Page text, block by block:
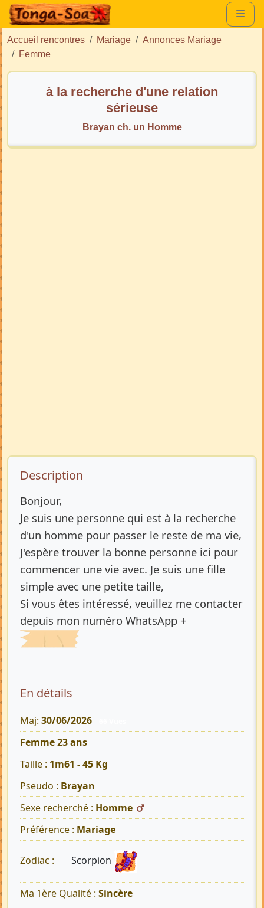
Accueil rencontres Mariage
Annonces Mariage
Femme
à la recherche d'une relation
sérieuse
Brayan ch. un Homme
Description de l’annonce
Description
Bonjour,
Je suis une personne qui est à la recherche
d'un homme pour passer le reste de ma vie,
J'espère trouver la bonne personne ici pour
commencer une vie avec. Je suis une fille
simple avec une petite taille,
Si vous êtes intéressé, veuillez me contacter
depuis mon numéro WhatsApp +
En détails
Maj: 30/06/2026
Femme 23 ans
Taille : 1m61 - 45 Kg
Pseudo : Brayan
Sexe recherché : Homme
Préférence : Mariage
Zodiac : Scorpion
Ma 1ère Qualité : Sincère